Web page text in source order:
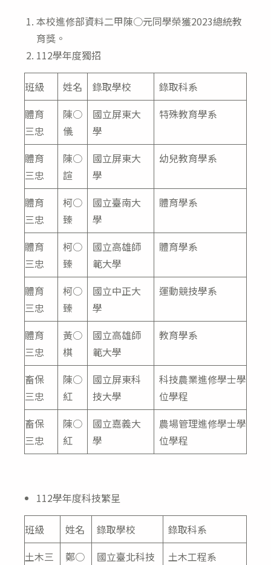
本校進修部資料二甲陳○元同學榮獲2023總統教
育獎。
112學年度獨招
班級 姓名 錄取學校
錄取科系
體育
三忠
陳○
儀
國立屏東大
學
特殊教育學系
體育
三忠
陳○
諠
國立屏東大
學
幼兒教育學系
體育
三忠
柯○
臻
國立臺南大
學
體育學系
體育
三忠
柯○
臻
國立高雄師
範大學
體育學系
體育
三忠
柯○
臻
國立中正大
學
運動競技學系
體育
三忠
黃○
棋
國立高雄師
範大學
教育學系
畜保
三忠
陳○
紅
國立屏東科
技大學
科技農業進修學士學
位學程
畜保
三忠
陳○
紅
國立嘉義大
學
農場管理進修學士學
位學程
112學年度科技繁星
班級 姓名 錄取學校
錄取科系
土木三
鄭○
國立臺北科技
土木工程系